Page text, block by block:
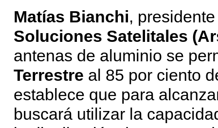
Matías Bianchi,
Soluciones Satelitales
antenas de aluminio se
Terrestre al 85 por ciento
establece que para
buscará utilizar la